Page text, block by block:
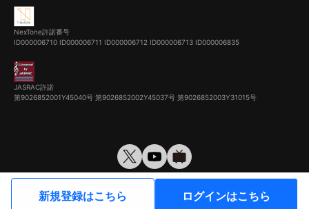
新規登録はこちら ログインはこちら
NexTone許諾番号
ID000006710 ID000006711 ID000006712 ID000006713 ID000006835
JASRAC許諾
第9026852001Y45040号 第9026852002Y45037号 第9026852003Y31015号
© VirtualCast, Inc. All rights reserved.